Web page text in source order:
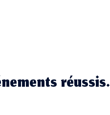
réussis.